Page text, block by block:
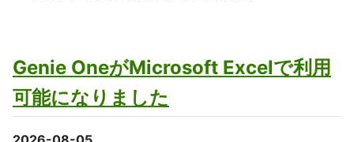
Genie OneがMicrosoft Excelで利用
可能になりました